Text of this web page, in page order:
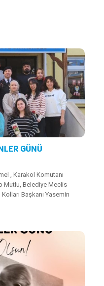
GÜNÜ
, Karakol Komutanı
Mutlu, Belediye Meclis
Başkanı Yasemin